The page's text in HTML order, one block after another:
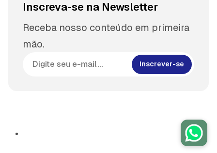
Inscreva-se na Newsletter
Receba nosso conteúdo em primeira
mão.
Inscrever-se